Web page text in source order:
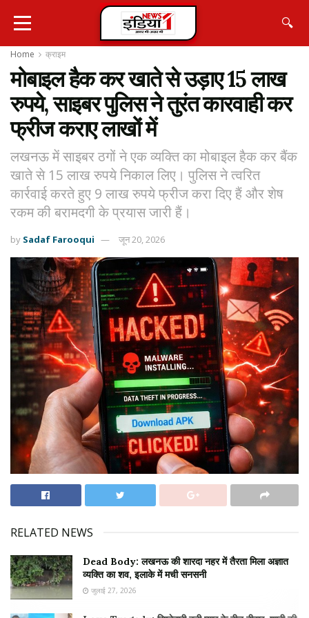
🔍
Home क्राइम
मोबाइल हैक कर खाते से उड़ाए 15 लाख
रुपये, साइबर पुलिस ने तुरंत कारवाही कर
फ्रीज कराए लाखों में
लखनऊ में साइबर ठगों ने एक व्यक्ति का मोबाइल हैक कर बैंक
खाते से 15 लाख रुपये निकाल लिए। पुलिस ने त्वरित
कार्रवाई करते हुए 9 लाख रुपये फ्रीज करा दिए हैं और शेष
रकम की बरामदगी के प्रयास जारी हैं।
by Sadaf Farooqui जून 20, 2026
RELATED NEWS
Dead Body: लखनऊ की शारदा नहर में तैरता मिला अज्ञात
व्यक्ति का शव, इलाके में मची सनसनी
जुलाई 27, 2026